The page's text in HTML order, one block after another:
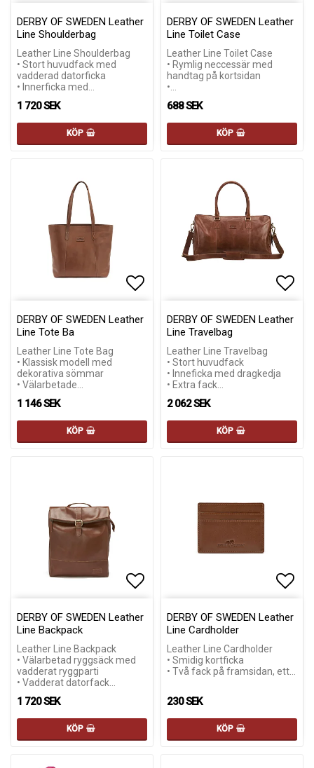
DERBY OF SWEDEN Leather
Line Shoulderbag
Leather Line Shoulderbag
• Stort huvudfack med
vadderad datorficka
• Innerficka med…
1 720 SEK
KÖP
DERBY OF SWEDEN Leather
Line Toilet Case
Leather Line Toilet Case
• Rymlig neccessär med
handtag på kortsidan
•…
688 SEK
KÖP
DERBY OF SWEDEN Leather
Line Tote Ba
Leather Line Tote Bag
• Klassisk modell med
dekorativa sömmar
• Välarbetade…
1 146 SEK
KÖP
DERBY OF SWEDEN Leather
Line Travelbag
Leather Line Travelbag
• Stort huvudfack
• Inneficka med dragkedja
• Extra fack…
2 062 SEK
KÖP
DERBY OF SWEDEN Leather
Line Backpack
Leather Line Backpack
• Välarbetad ryggsäck med
vadderat ryggparti
• Vadderat datorfack…
1 720 SEK
KÖP
DERBY OF SWEDEN Leather
Line Cardholder
Leather Line Cardholder
• Smidig kortficka
• Två fack på framsidan, ett…
230 SEK
KÖP